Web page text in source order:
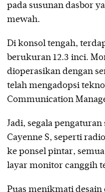
pada susunan dasbor
mewah.
Di konsol tengah,
berukuran 12.3 inci.
dioperasikan dengan
telah mengadopsi
Communication
Jadi, segala
Cayenne S, seperti
ke ponsel pintar,
layar monitor canggih
Puas menikmati desain